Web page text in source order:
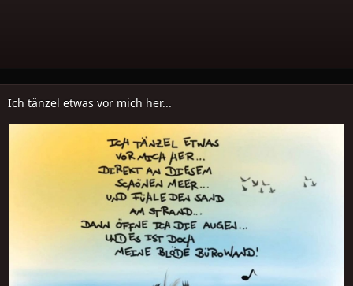
Ich tänzel etwas vor mich her...